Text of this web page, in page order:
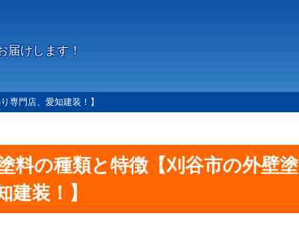
届けします！
専門店、愛知建装！】
料の種類と特徴【刈谷市の外壁塗
装！】